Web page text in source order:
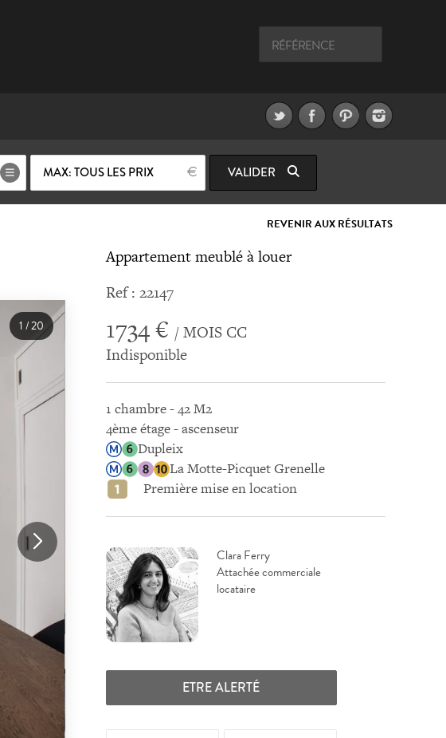
MAX: TOUS LES PRIX VALIDER
REVENIR AUX RÉSULTATS
1 /20
Appartement meublé à louer
Ref : 22147
1734 € / MOIS CC
Indisponible
1 chambre - 42 M2
4ème étage - ascenseur
Dupleix
La Motte-Picquet Grenelle
Première mise en location
Clara Ferry
Attachée commerciale
locataire
ETRE ALERTÉ